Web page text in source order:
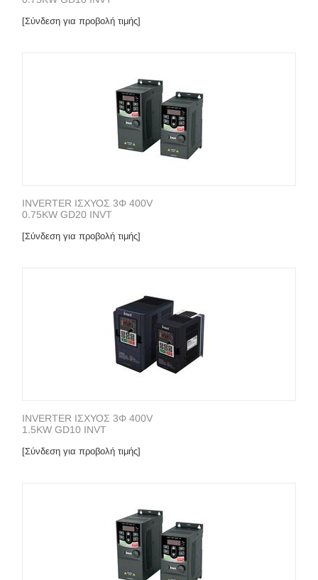
[Σύνδεση για προβολή τιμής]
INVERTER ΙΣΧΥΟΣ 3Φ 400V
0.75KW GD20 INVT
[Σύνδεση για προβολή τιμής]
INVERTER ΙΣΧΥΟΣ 3Φ 400V
1.5KW GD10 INVT
[Σύνδεση για προβολή τιμής]